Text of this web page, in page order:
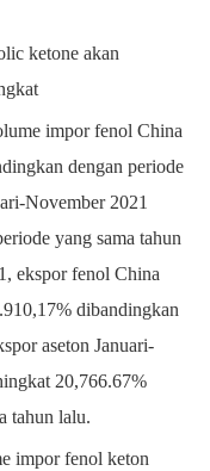
ketone akan
impor fenol China
dengan periode
November 2021
yang sama tahun
ekspor fenol China
dibandingkan
aseton Januari-
20,766.67%
tahun lalu.
impor fenol keton